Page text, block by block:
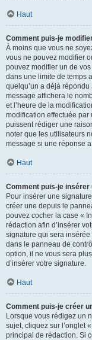
Haut
Comment puis-je
À moins que vous ne
vous ne pouvez modifier
pouvez modifier un de
dans une limite de temps
quelqu’un a déjà
message affichera le
et l’heure de la
modification effectuée par
puissent rédiger une
noter que les utilisateurs
message si une réponse
Haut
Comment puis-je insérer
Pour insérer une
créer une depuis le
pouvez cocher la case «
rédaction afin d’insérer
signature qui sera
dans le panneau de
option, il ne vous sera
d’insérer votre signature.
Haut
Comment puis-je créer
Lorsque vous rédigez un
sujet, cliquez sur l’onglet
principal de rédaction. Si